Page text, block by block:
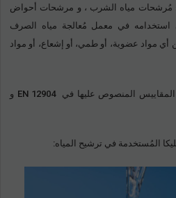
مُرشحات مياه الشرب ، و مرشحات أحواض
استخدامه في معمل مُعالجة مياه الصرف
96% وخلوها من أي مواد عضوية، أو طمي، أو إشعاع، أو مواد
يطابق مُنتج “كايرو فلتر ساند” مع المقاييس المنصوص عليها في EN 12904 و
المُستخدمة في ترشيح المياه: